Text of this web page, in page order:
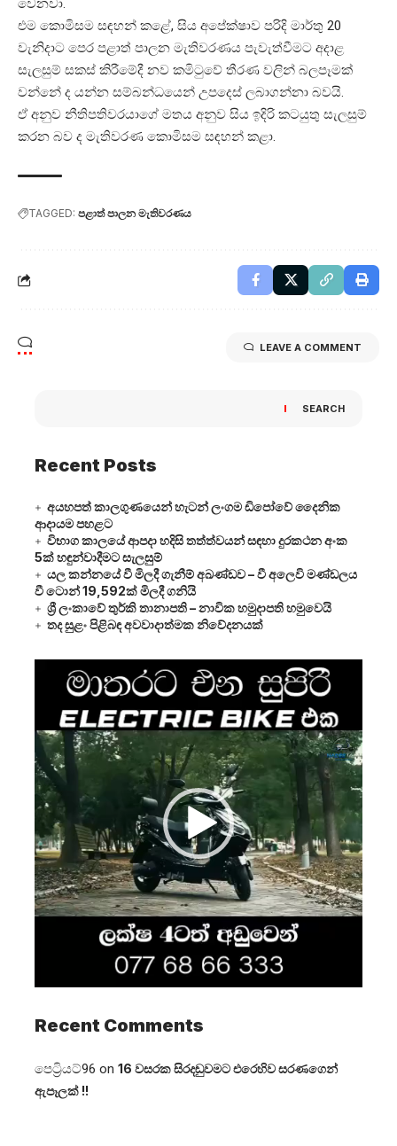
වෙනවා.
එම කොමිසම සඳහන් කළේ, සිය අපේක්ෂාව පරිදි මාර්තු 20
වැනිදාට පෙර පළාත් පාලන මැතිවරණය පැවැත්වීමට අදාළ
සැලසුම් සකස් කිරීමේදී නව කමිටුවේ තීරණ වලින් බලපෑමක්
වන්නේ ද යන්න සම්බන්ධයෙන් උපදෙස් ලබාගන්නා බවයි.
ඒ අනුව නීතිපතිවරයාගේ මතය අනුව සිය ඉදිරි කටයුතු සැලසුම්
කරන බව ද මැතිවරණ කොමිසම සඳහන් කළා.
TAGGED: පළාත් පාලන මැතිවරණය
LEAVE A COMMENT
SEARCH
Recent Posts
අයහපත් කාලගුණයෙන් හැටන් ලංගම ඩිපෝවේ දෛනික
ආදායම පහළට
විභාග කාලයේ ආපදා හදිසි තත්ත්වයන් සඳහා දුරකථන අංක
5ක් හඳුන්වාදීමට සැලසුම්
යල කන්නයේ වී මිලදී ගැනීම් අඛණ්ඩව – වී අලෙවි මණ්ඩලය
වී ටොන් 19,592ක් මිලදී ගනියි
ශ්‍රී ලංකාවේ තුර්කි තානාපති – නාවික හමුදාපති හමුවෙයි
තද සුළං පිළිබඳ අවවාදාත්මක නිවේදනයක්
Player
Recent Comments
පෙට්‍රියට්96 on 16 වසරක සිරදඬුවමට එරෙහිව සරණගෙන්
ඇපෑලක් !!